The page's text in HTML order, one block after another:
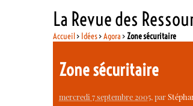
La Revue des
Accueil> Idées>Agora > Zone sécuritaire
Zone sécuritaire
mercredi 7 septembre 2005, par